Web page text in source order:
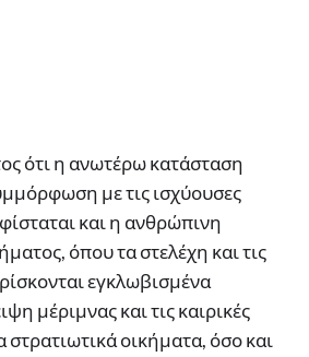
ότι η ανωτέρω κατάσταση
με τις ισχύουσες
και η ανθρώπινη
όπου τα στελέχη και τις
εγκλωβισμένα
μέριμνας και τις καιρικές
στρατιωτικά οικήματα, όσο και